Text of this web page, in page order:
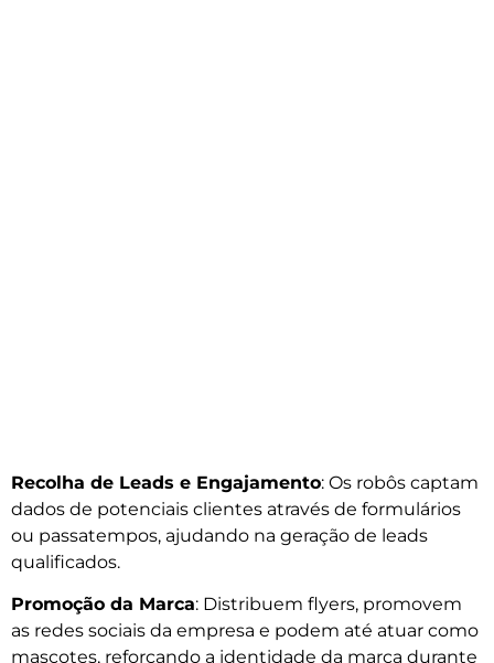
Recolha de Leads e Engajamento: Os robôs captam
dados de potenciais clientes através de formulários
ou passatempos, ajudando na geração de leads
qualificados.
Promoção da Marca: Distribuem flyers, promovem
as redes sociais da empresa e podem até atuar como
mascotes, reforçando a identidade da marca durante